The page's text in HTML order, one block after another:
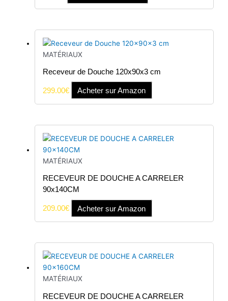
MATÉRIAUX
Receveur de Douche 120x90x3 cm
299.00€ Acheter sur Amazon
MATÉRIAUX
RECEVEUR DE DOUCHE A CARRELER
90x140CM
209.00€ Acheter sur Amazon
MATÉRIAUX
RECEVEUR DE DOUCHE A CARRELER